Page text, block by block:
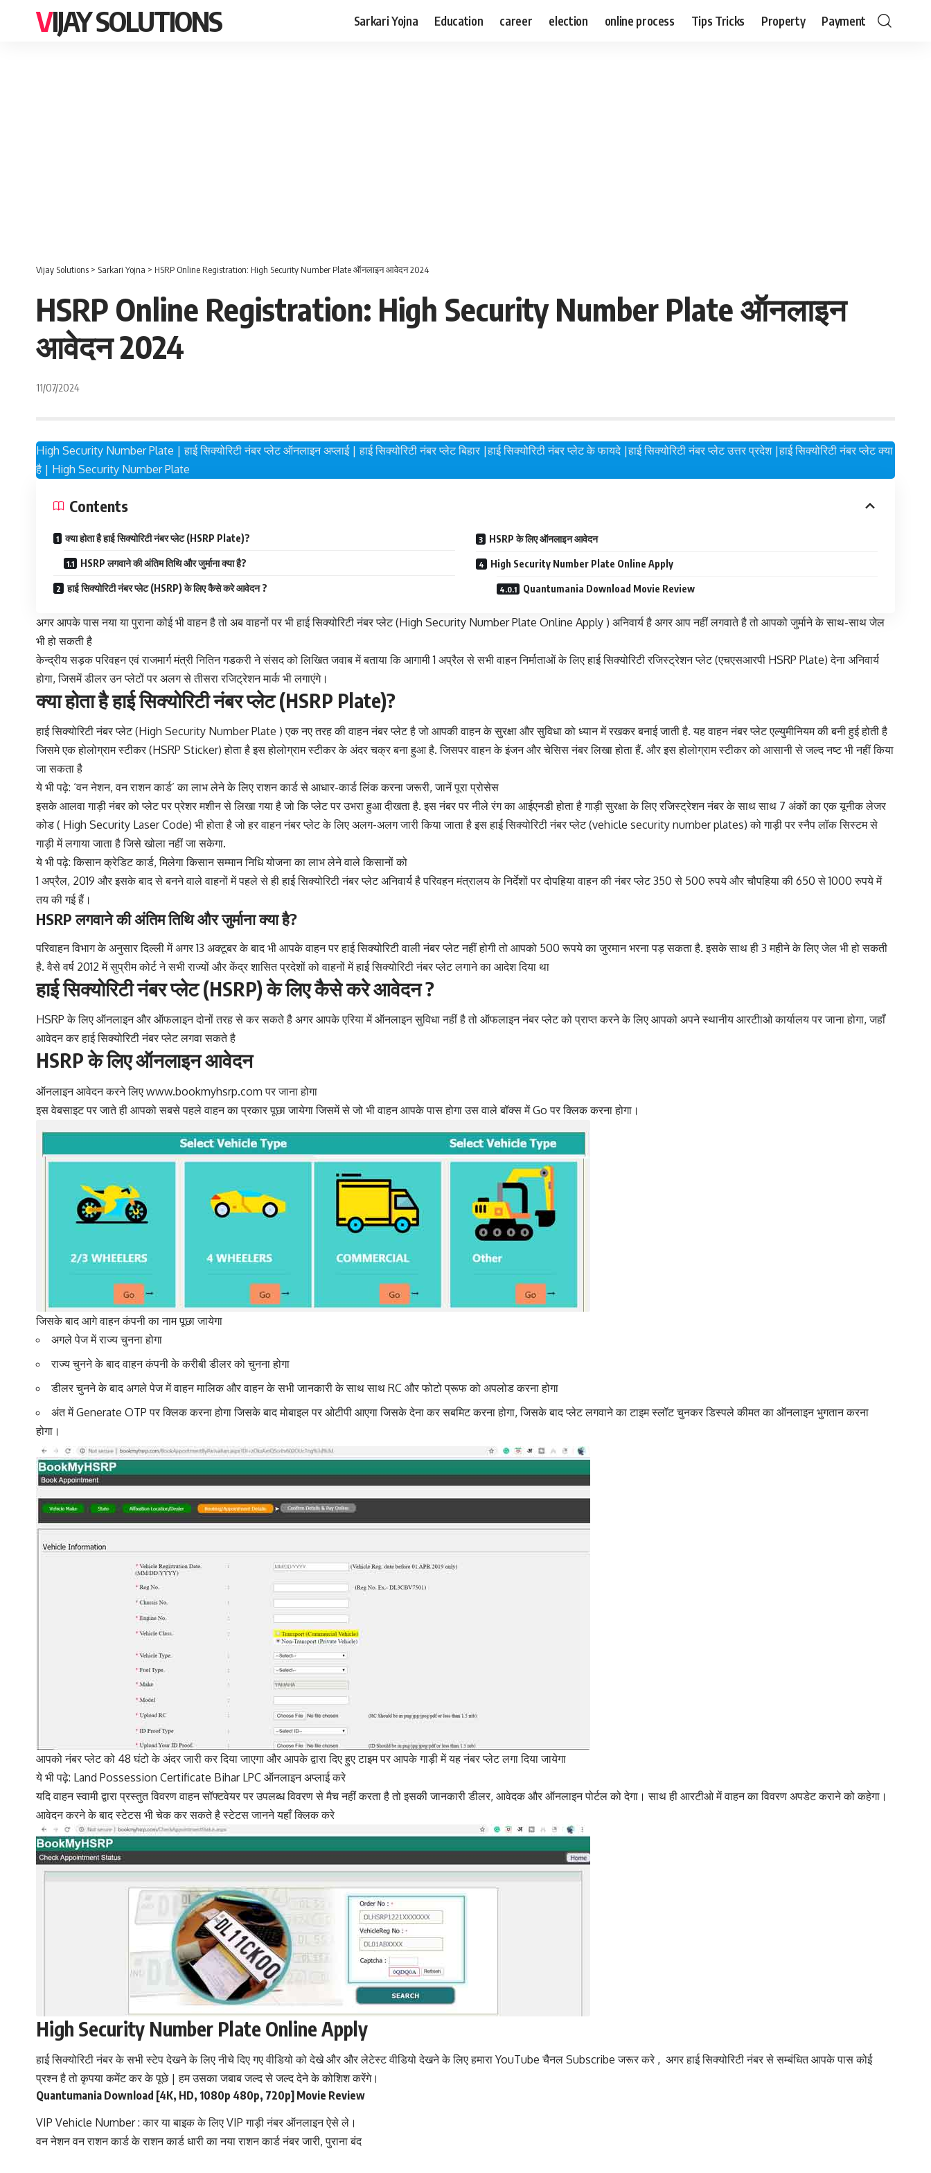
VIJAY SOLUTIONS Sarkari Yojna Education career election online process Tips Tricks Property Payment
Vijay Solutions > Sarkari Yojna > HSRP Online Registration: High Security Number Plate ऑनलाइन आवेदन 2024
HSRP Online Registration: High Security Number Plate ऑनलाइन
आवेदन 2024
11/07/2024
High Security Number Plate | हाई सिक्योरिटी नंबर प्लेट ऑनलाइन अप्लाई | हाई सिक्योरिटी नंबर प्लेट बिहार |हाई सिक्योरिटी नंबर प्लेट के फायदे |हाई सिक्योरिटी नंबर प्लेट उत्तर प्रदेश |हाई सिक्योरिटी नंबर प्लेट क्या
है | High Security Number Plate
Contents
क्या होता है हाई सिक्योरिटी नंबर प्लेट (HSRP Plate)?
HSRP लगवाने की अंतिम तिथि और जुर्माना क्या है?
हाई सिक्योरिटी नंबर प्लेट (HSRP) के लिए कैसे करे आवेदन ?
HSRP के लिए ऑनलाइन आवेदन
High Security Number Plate Online Apply
Quantumania Download Movie Review
अगर आपके पास नया या पुराना कोई भी वाहन है तो अब वाहनों पर भी हाई सिक्योरिटी नंबर प्लेट (High Security Number Plate Online Apply ) अनिवार्य है अगर आप नहीं लगवाते है तो आपको जुर्माने के साथ-साथ जेल
भी हो सकती है
केन्द्रीय सड़क परिवहन एवं राजमार्ग मंत्री नितिन गडकरी ने संसद को लिखित जवाब में बताया कि आगामी 1 अप्रैल से सभी वाहन निर्माताओं के लिए हाई सिक्योरिटी रजिस्ट्रेशन प्लेट (एचएसआरपी HSRP Plate) देना अनिवार्य
होगा, जिसमें डीलर उन प्लेटों पर अलग से तीसरा रजिट्रेशन मार्क भी लगाएंगे।
क्या होता है हाई सिक्योरिटी नंबर प्लेट (HSRP Plate)?
हाई सिक्योरिटी नंबर प्लेट (High Security Number Plate ) एक नए तरह की वाहन नंबर प्लेट है जो आपकी वाहन के सुरक्षा और सुविधा को ध्यान में रखकर बनाई जाती है. यह वाहन नंबर प्लेट एल्युमीनियम की बनी हुई होती है
जिसमे एक होलोग्राम स्टीकर (HSRP Sticker) होता है इस होलोग्राम स्टीकर के अंदर चक्र बना हुआ है. जिसपर वाहन के इंजन और चेसिस नंबर लिखा होता हैं. और इस होलोग्राम स्टीकर को आसानी से जल्द नष्ट भी नहीं किया
जा सकता है
ये भी पढ़े: ‘वन नेशन, वन राशन कार्ड’ का लाभ लेने के लिए राशन कार्ड से आधार-कार्ड लिंक करना जरूरी, जानें पूरा प्रोसेस
इसके आलवा गाड़ी नंबर को प्लेट पर प्रेशर मशीन से लिखा गया है जो कि प्लेट पर उभरा हुआ दीखता है. इस नंबर पर नीले रंग का आईएनडी होता है गाड़ी सुरक्षा के लिए रजिस्ट्रेशन नंबर के साथ साथ 7 अंकों का एक यूनीक लेजर
कोड ( High Security Laser Code) भी होता है जो हर वाहन नंबर प्लेट के लिए अलग-अलग जारी किया जाता है इस हाई सिक्योरिटी नंबर प्लेट (vehicle security number plates) को गाड़ी पर स्नैप लॉक सिस्टम से
गाड़ी में लगाया जाता है जिसे खोला नहीं जा सकेगा.
ये भी पढ़े:किसान क्रेडिट कार्ड, मिलेगा किसान सम्मान निधि योजना का लाभ लेने वाले किसानों को
1 अप्रैल, 2019 और इसके बाद से बनने वाले वाहनों में पहले से ही हाई सिक्योरिटी नंबर प्लेट अनिवार्य है परिवहन मंत्रालय के निर्देशों पर दोपहिया वाहन की नंबर प्लेट 350 से 500 रुपये और चौपहिया की 650 से 1000 रुपये में
तय की गई हैं।
HSRP लगवाने की अंतिम तिथि और जुर्माना क्या है?
परिवाहन विभाग के अनुसार दिल्ली में अगर 13 अक्टूबर के बाद भी आपके वाहन पर हाई सिक्योरिटी वाली नंबर प्लेट नहीं होगी तो आपको 500 रूपये का जुरमान भरना पड़ सकता है. इसके साथ ही 3 महीने के लिए जेल भी हो सकती
है. वैसे वर्ष 2012 में सुप्रीम कोर्ट ने सभी राज्यों और केंद्र शासित प्रदेशों को वाहनों में हाई सिक्योरिटी नंबर प्लेट लगाने का आदेश दिया था
हाई सिक्योरिटी नंबर प्लेट (HSRP) के लिए कैसे करे आवेदन ?
HSRP के लिए ऑनलाइन और ऑफलाइन दोनों तरह से कर सकते है अगर आपके एरिया में ऑनलाइन सुविधा नहीं है तो ऑफलाइन नंबर प्‍लेट को प्राप्‍त करने के लिए आपको अपने स्‍थानीय आरटीाओ कार्यालय पर जाना होगा, जहाँ
आवेदन कर हाई सिक्योरिटी नंबर प्लेट लगवा सकते है
HSRP के लिए ऑनलाइन आवेदन
ऑनलाइन आवेदन करने लिए www.bookmyhsrp.com पर जाना होगा
इस वेबसाइट पर जाते ही आपको सबसे पहले वाहन का प्रकार पूछा जायेगा जिसमें से जो भी वाहन आपके पास होगा उस वाले बॉक्स में Go पर क्लिक करना होगा।
जिसके बाद आगे वाहन कंपनी का नाम पूछा जायेगा
अगले पेज में राज्य चुनना होगा
राज्य चुनने के बाद वाहन कंपनी के करीबी डीलर को चुनना होगा
डीलर चुनने के बाद अगले पेज में वाहन मालिक और वाहन के सभी जानकारी के साथ साथ RC और फोटो प्रूफ को अपलोड करना होगा
अंत में Generate OTP पर क्लिक करना होगा जिसके बाद मोबाइल पर ओटीपी आएगा जिसके देना कर सबमिट करना होगा, जिसके बाद प्लेट लगवाने का टाइम स्लॉट चुनकर डिस्पले कीमत का ऑनलाइन भुगतान करना
होगा।
आपको नंबर प्‍लेट को 48 घंटो के अंदर जारी कर दिया जाएगा और आपके द्वारा दिए हुए टाइम पर आपके गाड़ी में यह नंबर प्लेट लगा दिया जायेगा
ये भी पढ़े: Land Possession Certificate Bihar LPC ऑनलाइन अप्लाई करे
यदि वाहन स्वामी द्वारा प्रस्तुत विवरण वाहन सॉफ्टवेयर पर उपलब्ध विवरण से मैच नहीं करता है तो इसकी जानकारी डीलर, आवेदक और ऑनलाइन पोर्टल को देगा। साथ ही आरटीओ में वाहन का विवरण अपडेट कराने को कहेगा।
आवेदन करने के बाद स्टेटस भी चेक कर सकते है स्टेटस जानने यहाँ क्लिक करे
High Security Number Plate Online Apply
हाई सिक्योरिटी नंबर के सभी स्टेप देखने के लिए नीचे दिए गए वीडियो को देखे और और लेटेस्ट वीडियो देखने के लिए हमारा YouTube चैनल Subscribe जरूर करे , अगर हाई सिक्योरिटी नंबर से सम्बंधित आपके पास कोई
प्रश्न है तो कृपया कमेंट कर के पूछे | हम उसका जबाब जल्द से जल्द देने के कोशिश करेंगे।
Quantumania Download [4K, HD, 1080p 480p, 720p] Movie Review
VIP Vehicle Number : कार या बाइक के लिए VIP गाड़ी नंबर ऑनलाइन ऐसे ले।
वन नेशन वन राशन कार्ड के राशन कार्ड धारी का नया राशन कार्ड नंबर जारी, पुराना बंद